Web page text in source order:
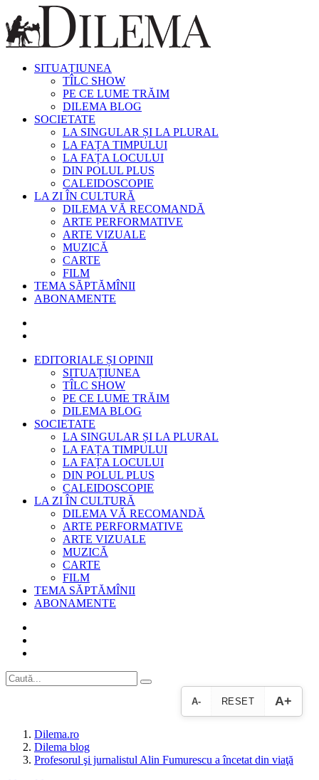
SITUAȚIUNEA
TÎLC SHOW
PE CE LUME TRĂIM
DILEMA BLOG
SOCIETATE
LA SINGULAR ȘI LA PLURAL
LA FAȚA TIMPULUI
LA FAȚA LOCULUI
DIN POLUL PLUS
CALEIDOSCOPIE
LA ZI ÎN CULTURĂ
DILEMA VĂ RECOMANDĂ
ARTE PERFORMATIVE
ARTE VIZUALE
MUZICĂ
CARTE
FILM
TEMA SĂPTĂMÎNII
ABONAMENTE
EDITORIALE ȘI OPINII
SITUAȚIUNEA
TÎLC SHOW
PE CE LUME TRĂIM
DILEMA BLOG
SOCIETATE
LA SINGULAR ȘI LA PLURAL
LA FAȚA TIMPULUI
LA FAȚA LOCULUI
DIN POLUL PLUS
CALEIDOSCOPIE
LA ZI ÎN CULTURĂ
DILEMA VĂ RECOMANDĂ
ARTE PERFORMATIVE
ARTE VIZUALE
MUZICĂ
CARTE
FILM
TEMA SĂPTĂMÎNII
ABONAMENTE
A- RESET A+
Dilema.ro
Dilema blog
Profesorul şi jurnalistul Alin Fumurescu a încetat din viaţă